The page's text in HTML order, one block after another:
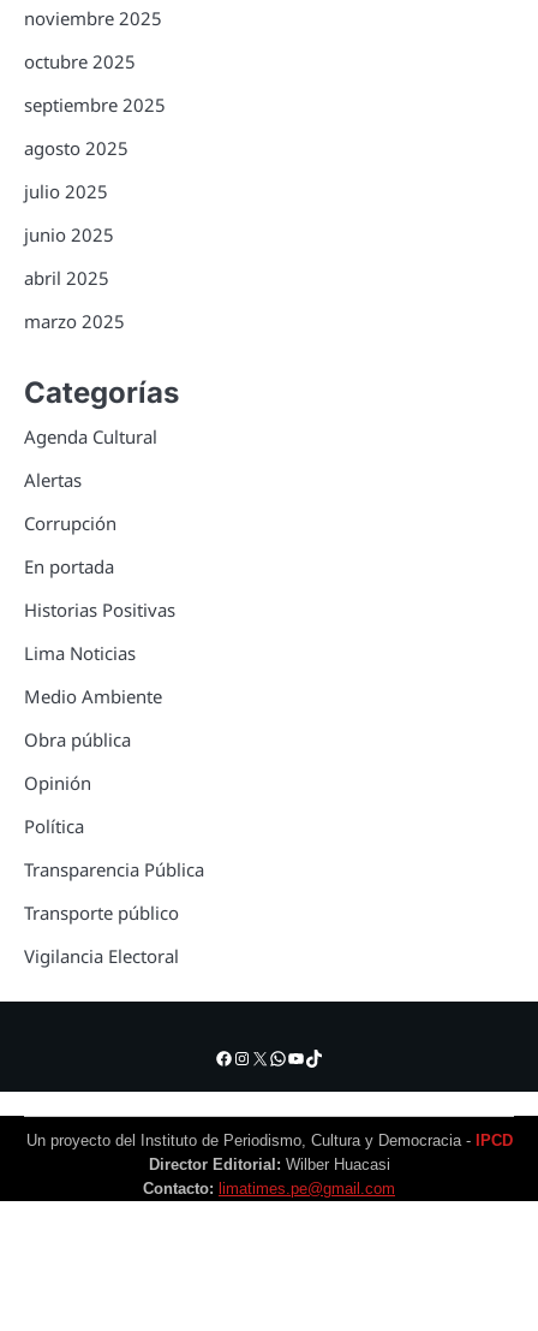
noviembre 2025
octubre 2025
septiembre 2025
agosto 2025
julio 2025
junio 2025
abril 2025
marzo 2025
Categorías
Agenda Cultural
Alertas
Corrupción
En portada
Historias Positivas
Lima Noticias
Medio Ambiente
Obra pública
Opinión
Política
Transparencia Pública
Transporte público
Vigilancia Electoral
Facebook
Instagram
X WhatsApp
YouTube
TikTok
Un proyecto del Instituto de Periodismo, Cultura y Democracia -
IPCD
Director Editorial: Wilber Huacasi
Contacto: limatimes.pe@gmail.com